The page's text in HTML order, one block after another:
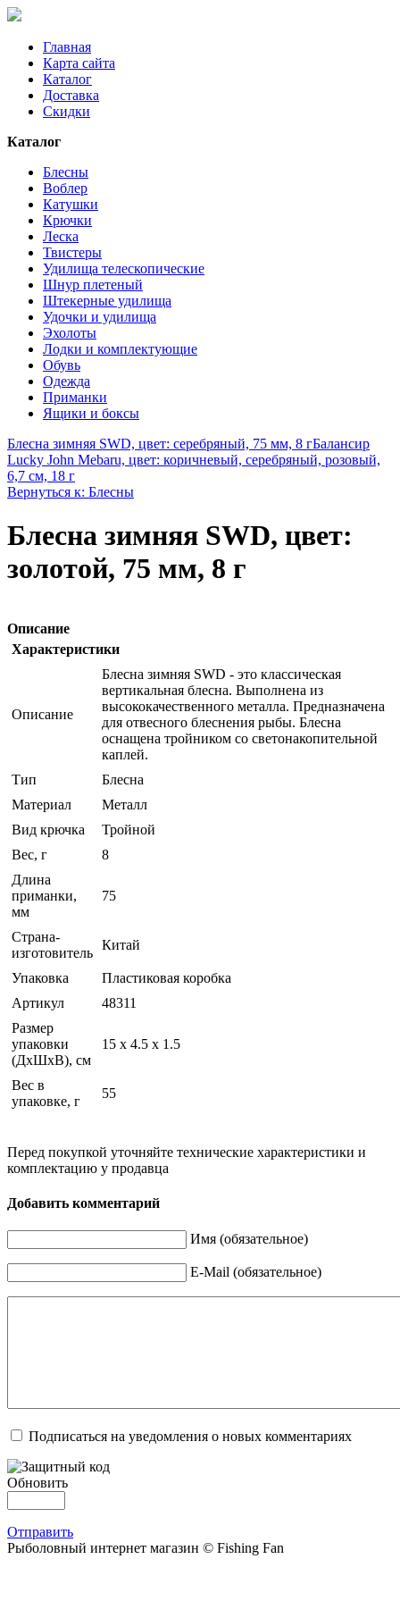
Главная
Карта сайта
Каталог
Доставка
Скидки
Каталог
Блесны
Воблер
Катушки
Крючки
Леска
Твистеры
Удилища телескопические
Шнур плетеный
Штекерные удилища
Удочки и удилища
Эхолоты
Лодки и комплектующие
Обувь
Одежда
Приманки
Ящики и боксы
Блесна зимняя SWD, цвет: серебряный, 75 мм, 8 гБалансир
Lucky John Mebaru, цвет: коричневый, серебряный, розовый,
6,7 см, 18 г
Вернуться к: Блесны
Блесна зимняя SWD, цвет:
золотой, 75 мм, 8 г
Описание
Характеристики
Описание
Блесна зимняя SWD - это классическая
вертикальная блесна. Выполнена из
высококачественного металла. Предназначена
для отвесного блеснения рыбы. Блесна
оснащена тройником со светонакопительной
каплей.
Тип
Блесна
Материал
Металл
Вид крючка
Тройной
Вес, г
8
Длина
приманки,
мм
75
Страна-
изготовитель
Китай
Упаковка
Пластиковая коробка
Артикул
48311
Размер
упаковки
(ДхШхВ), см
15 x 4.5 x 1.5
Вес в
упаковке, г
55
Перед покупкой уточняйте технические характеристики и
комплектацию у продавца
Добавить комментарий
Имя (обязательное)
E-Mail (обязательное)
Подписаться на уведомления о новых комментариях
Обновить
Отправить
Рыболовный интернет магазин © Fishing Fan